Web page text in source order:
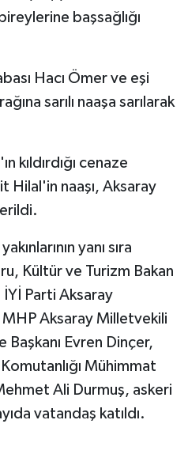
başsağlığı
Hacı Ömer ve eşi
sarılı naaşa sarılarak
kıldırdığı cenaze
Hilal'in naaşı, Aksaray
yanı sıra
Kültür ve Turizm Bakan
İYİ Parti Aksaray
MHP Aksaray Milletvekili
Başkanı Evren Dinçer,
Mühimmat
Ali Durmuş, askeri
vatandaş katıldı.